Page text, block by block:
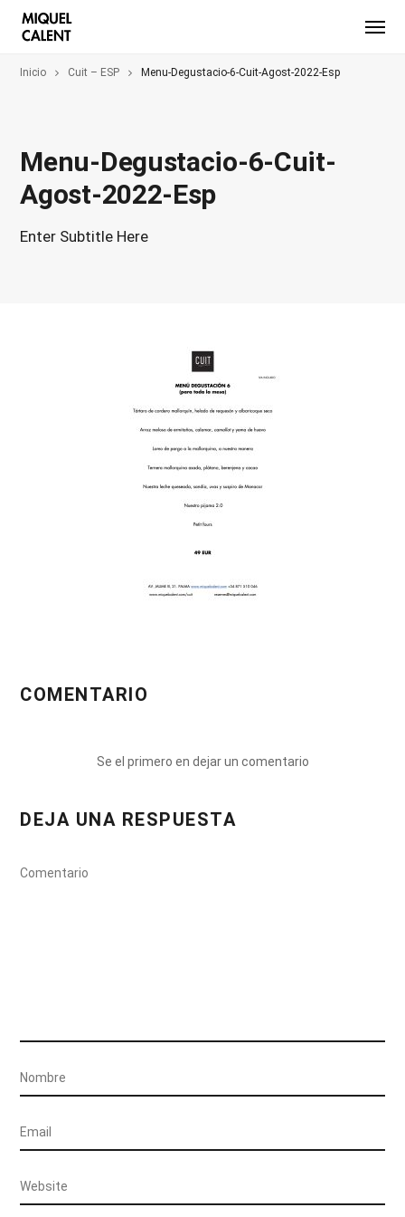
Inicio Cuit – ESP Menu-Degustacio-6-Cuit-Agost-2022-Esp
Menu-Degustacio-6-Cuit-
Agost-2022-Esp
Enter Subtitle Here
COMENTARIO
Se el primero en dejar un comentario
DEJA UNA RESPUESTA